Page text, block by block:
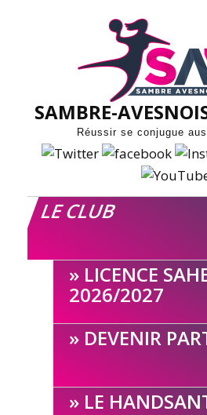
SAMBRE-
Réussir se conjugue
LE CLUB
LICENCE
2026/2027
DEVENIR
LE